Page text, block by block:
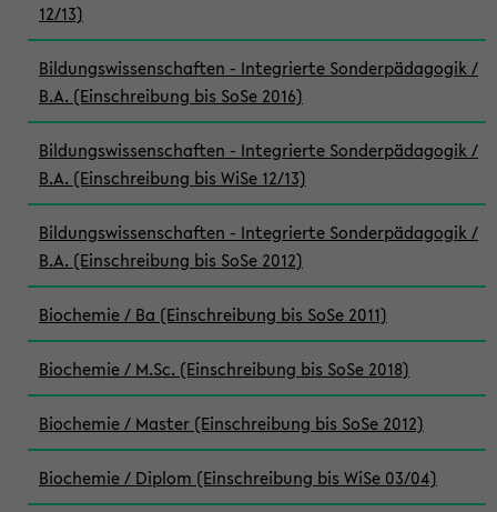
12/13)
Bildungswissenschaften - Integrierte Sonderpädagogik /
B.A. (Einschreibung bis SoSe 2016)
Bildungswissenschaften - Integrierte Sonderpädagogik /
B.A. (Einschreibung bis WiSe 12/13)
Bildungswissenschaften - Integrierte Sonderpädagogik /
B.A. (Einschreibung bis SoSe 2012)
Biochemie / Ba (Einschreibung bis SoSe 2011)
Biochemie / M.Sc. (Einschreibung bis SoSe 2018)
Biochemie / Master (Einschreibung bis SoSe 2012)
Biochemie / Diplom (Einschreibung bis WiSe 03/04)